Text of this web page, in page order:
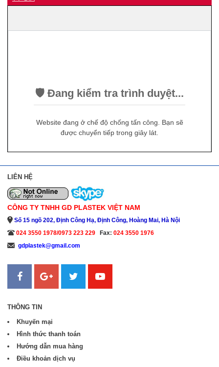
LIÊN HỆ
CÔNG TY TNHH GD PLASTEK VIỆT NAM
Số 15 ngõ 202, Định Công Hạ, Định Công, Hoàng Mai, Hà Nội
024 3550 1978/0973 223 229
Fax: 024 3550 1976
gdplastek@gmail.com
THÔNG TIN
Khuyến mại
Hình thức thanh toán
Hướng dẫn mua hàng
Điều khoản dịch vụ